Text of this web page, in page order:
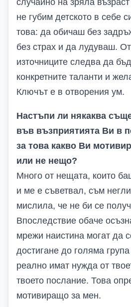
не губим детското в себе
това: да обичаш без
без страх и да лудуваш.
източниците следва да
конкретните таланти и
Ключът е в отворения ум.
Настъпи ли някаква
във възприятията Ви в
за това какво Ви
или не нещо?
Много от нещата, които
и ме е съветвал, съм
мислила, че не би се
Впоследствие обаче
мрежи наистина могат да
достигане до голяма
реално имат нужда от
твоето послание. Това
мотивиращо за мен.